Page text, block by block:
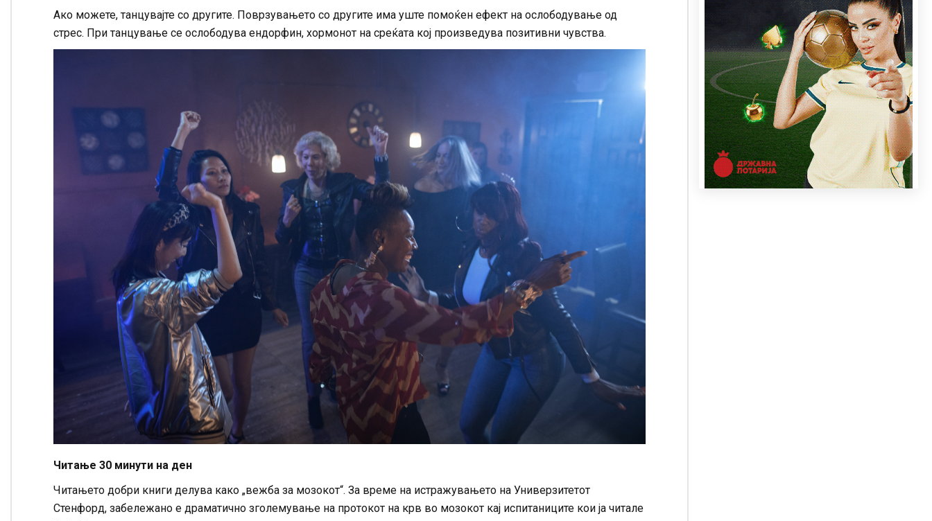
Ако можете, танцувајте со другите. Поврзувањето со другите има уште помоќен ефект на ослободување од
стрес. При танцување се ослободува ендорфин, хормонот на среќата кој произведува позитивни чувства.
Читање 30 минути на ден
Читањето добри книги делува како „вежба за мозокот“. За време на истражувањето на Универзитетот
Стенфорд, забележано е драматично зголемување на протокот на крв во мозокот кај испитаниците кои ја читале